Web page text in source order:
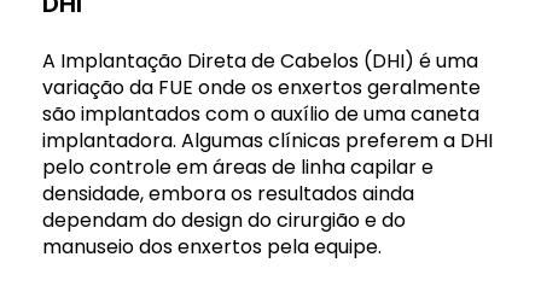
A Implantação Direta de Cabelos (DHI) é uma
variação da FUE onde os enxertos geralmente
são implantados com o auxílio de uma caneta
implantadora. Algumas clínicas preferem a DHI
pelo controle em áreas de linha capilar e
densidade, embora os resultados ainda
dependam do design do cirurgião e do
manuseio dos enxertos pela equipe.